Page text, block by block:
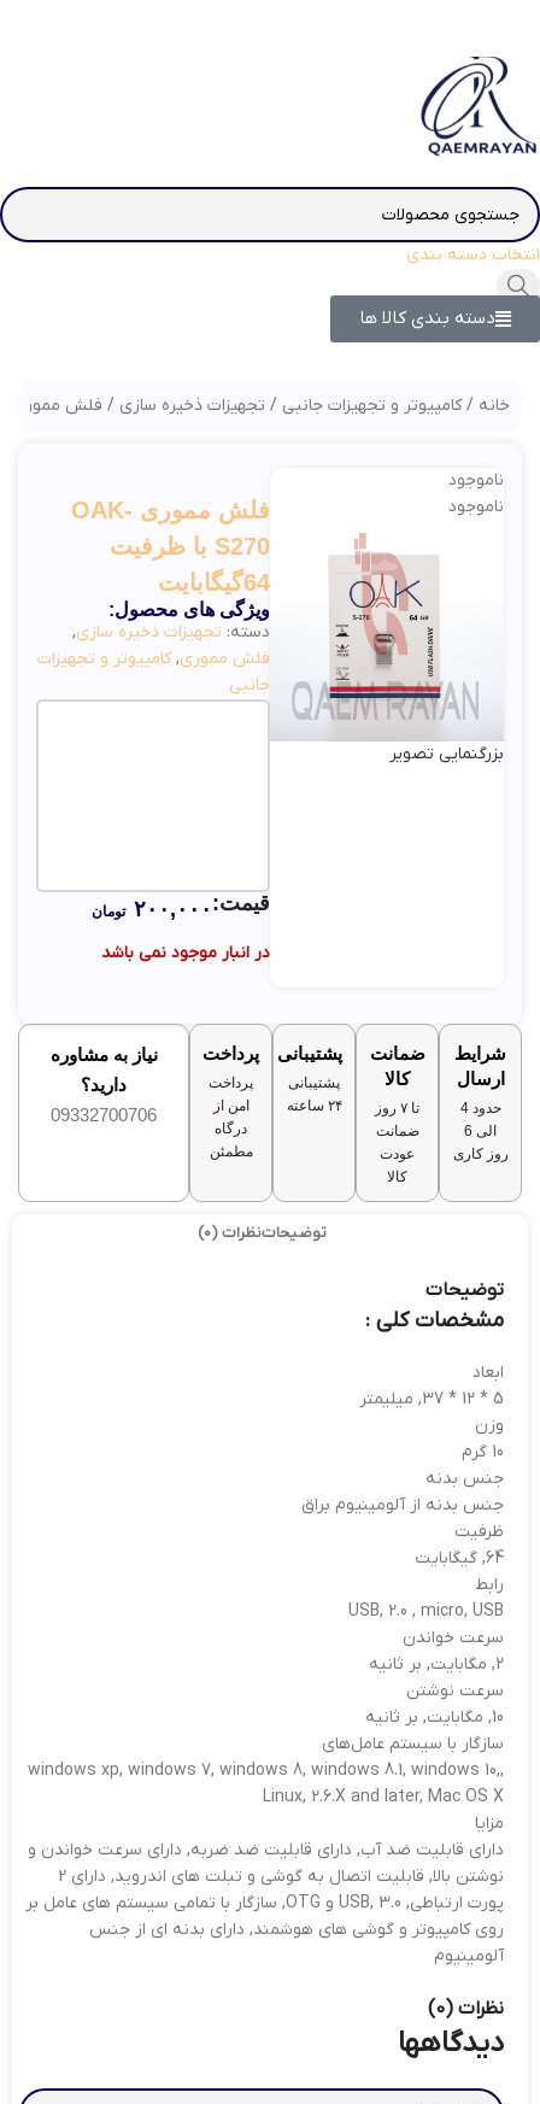
انتخاب دسته بندی
دسته بندی کالا ها
خانه کامپیوتر و تجهیزات جانبی تجهیزات ذخیره سازی فلش مموری
ناموجود
ناموجود
بزرگنمایی تصویر
فلش مموری OAK-
S270 با ظرفیت
64گیگابایت
ویژگی های محصول:
دسته: تجهیزات ذخیره سازی,
فلش مموری, کامپیوتر و تجهیزات
جانبی
در انبار موجود نمی باشد
قیمت: ۲۰۰,۰۰۰ تومان
شرایط
ارسال
حدود 4
الی 6
روز کاری
ضمانت
کالا
تا ۷ روز
ضمانت
عودت
کالا
پشتیبانی
پشتیبانی
۲۴ ساعته
پرداخت
پرداخت
امن از
درگاه
مطمئن
نیاز به مشاوره
دارید؟
09332700706
توضیحاتنظرات (0)
توضیحات
مشخصات کلی :
ابعاد
5 * 12 * 37, میلیمتر
وزن
10 گرم
جنس بدنه
جنس بدنه از آلومینیوم براق
ظرفیت
64, گیگابایت
رابط
USB, 2.0 , micro, USB
سرعت خواندن
2, مگابایت, بر ثانیه
سرعت نوشتن
10, مگابایت, بر ثانیه
سازگار با سیستم عامل‌های
windows xp, windows 7, windows 8, windows 8.1, windows 10,,
Linux, 2.6.X and later, Mac OS X
مزایا
دارای قابلیت ضد آب, دارای قابلیت ضد ضربه, دارای سرعت خواندن و
نوشتن بالا, قابلیت اتصال به گوشی و تبلت های اندروید, دارای 2
پورت ارتباطی, USB, 3.0 و OTG, سازگار با تمامی سیستم های عامل بر
روی کامپیوتر و گوشی های هوشمند, دارای بدنه ای از جنس
آلومینیوم
نظرات (0)
دیدگاهها